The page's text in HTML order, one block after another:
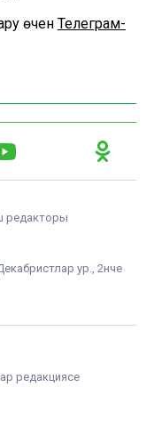
өчен Телеграм-
редакторы
ур., 2нче
редакциясе